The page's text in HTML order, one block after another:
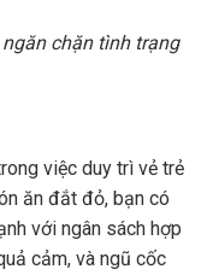
chặn tình trạng
việc duy trì vẻ trẻ
ăn đắt đỏ, bạn có
với ngân sách hợp
cảm, và ngũ cốc